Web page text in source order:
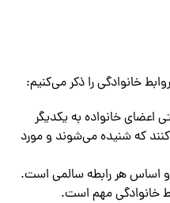
خانوادگی را ذکر می‌کنیم:
اعضای خانواده به یکدیگر
که شنیده می‌شوند و مورد
اساس هر رابطه سالمی است.
خانوادگی مهم است.